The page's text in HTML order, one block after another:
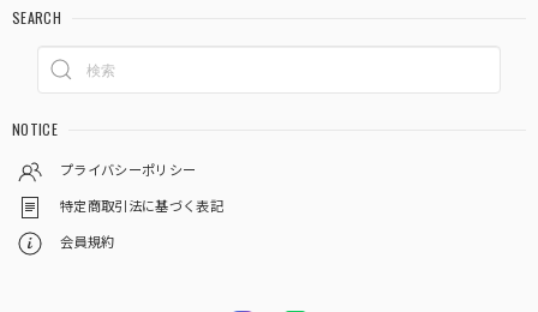
SEARCH
NOTICE
プライバシーポリシー
特定商取引法に基づく表記
会員規約